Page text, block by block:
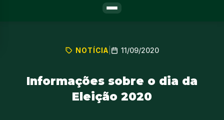
NOTÍCIA 11/09/2020
Informações sobre o dia da
Eleição 2020